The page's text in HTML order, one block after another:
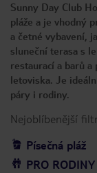
Sunny Day Club
pláže a je vhodný
a četné vybavení,
sluneční terasa s
restaurací a barů
letoviska. Je
páry i rodiny.
Nejoblíbenější
Písečná pláž
PRO RODINY